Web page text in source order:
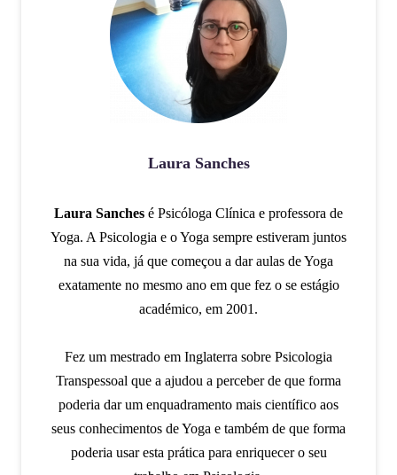
Laura Sanches
Laura Sanches é Psicóloga Clínica e professora de
Yoga. A Psicologia e o Yoga sempre estiveram juntos
na sua vida, já que começou a dar aulas de Yoga
exatamente no mesmo ano em que fez o se estágio
académico, em 2001.
Fez um mestrado em Inglaterra sobre Psicologia
Transpessoal que a ajudou a perceber de que forma
poderia dar um enquadramento mais científico aos
seus conhecimentos de Yoga e também de que forma
poderia usar esta prática para enriquecer o seu